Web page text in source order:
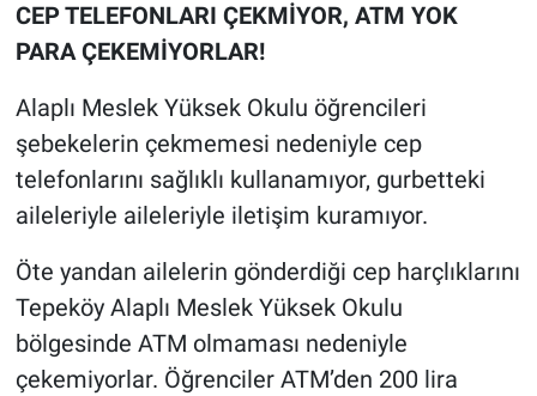
CEP TELEFONLARI ÇEKMİYOR, ATM YOK
PARA ÇEKEMİYORLAR!
Alaplı Meslek Yüksek Okulu öğrencileri
şebekelerin çekmemesi nedeniyle cep
telefonlarını sağlıklı kullanamıyor, gurbetteki
aileleriyle aileleriyle iletişim kuramıyor.
Öte yandan ailelerin gönderdiği cep harçlıklarını
Tepeköy Alaplı Meslek Yüksek Okulu
bölgesinde ATM olmaması nedeniyle
çekemiyorlar. Öğrenciler ATM’den 200 lira